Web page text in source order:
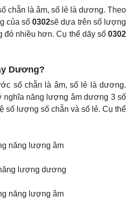
chẵn là âm, số lẻ là dương. Theo
của số0302sẽ dựa trên số lượng
đó nhiều hơn. Cụ thể dãy số 0302
Dương?
số chẵn là âm, số lẻ là dương.
nghĩa năng lượng âm dương 3 số
số lượng số chẵn và số lẻ. Cụ thể
năng lượng âm
lượng dương
năng lượng âm